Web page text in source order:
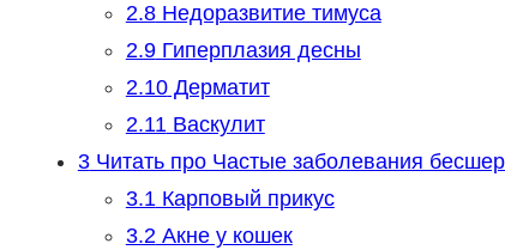
2.8Недоразвитие тимуса
2.9Гиперплазия десны
2.10Дерматит
2.11Васкулит
3Читать про Частые заболевания
3.1Карповый прикус
3.2Акне у кошек